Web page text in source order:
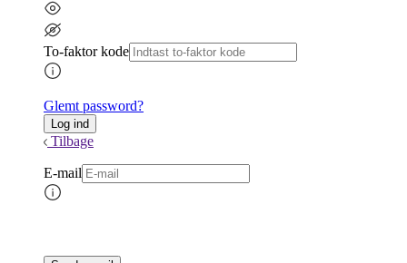
To-faktor kode
Glemt password?
Tilbage
E-mail